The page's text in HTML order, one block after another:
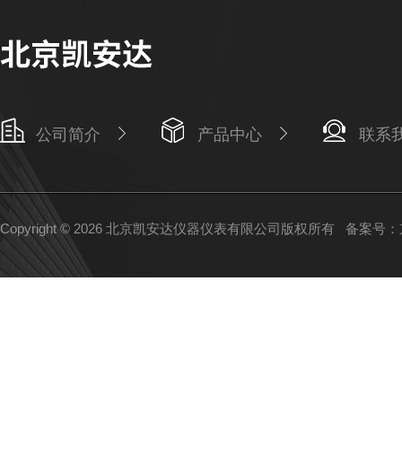
公司简介 产品中心 联系
Copyright © 2026 北京凯安达仪器仪表有限公司版权所有 备案号